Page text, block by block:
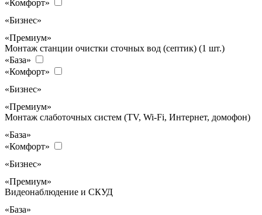
«Комфорт»
«Бизнес»
«Премиум»
Монтаж станции очистки сточных вод (септик) (1 шт.)
«База»
«Комфорт»
«Бизнес»
«Премиум»
Монтаж слаботочных систем (TV, Wi-Fi, Интернет, домофон)
«База»
«Комфорт»
«Бизнес»
«Премиум»
Видеонаблюдение и СКУД
«База»